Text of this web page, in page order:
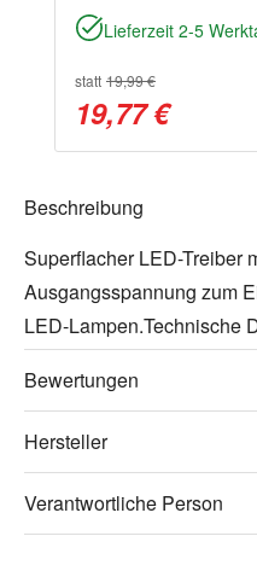
Lieferzeit 2-5
statt 19,99 €
19,77 €
Beschreibung
Superflacher LED-Treiber
Ausgangsspannung zum
LED-Lampen.Technische
Bewertungen
Hersteller
Verantwortliche Person